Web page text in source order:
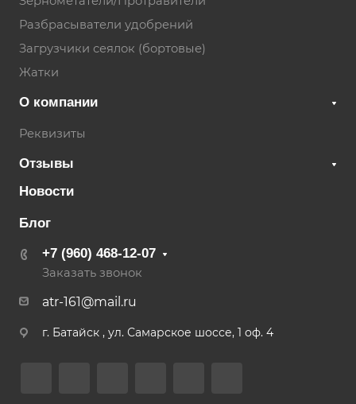
Разбрасыватели удобрений
Загрузчики сеялок (бортовые)
Жатки
О компании
Реквизиты
Отзывы
Новости
Блог
+7 (960) 468-12-07
Заказать звонок
atr-161@mail.ru
г. Батайск , ул. Самарское шоссе, 1 оф. 4